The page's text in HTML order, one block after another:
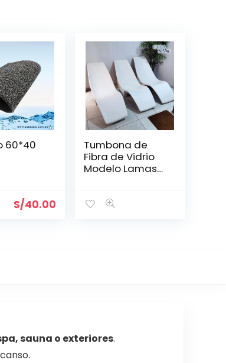
60*40
S/40.00
Tumbona de
Fibra de Vidrio
Modelo Lamas
agua
sauna o exteriores.